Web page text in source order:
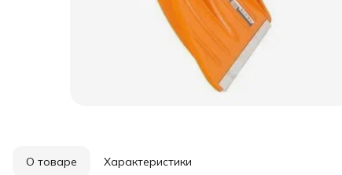
О товаре Характеристики